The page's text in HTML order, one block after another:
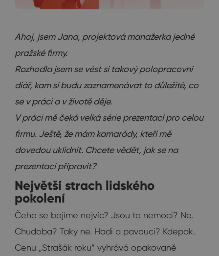
Ahoj, jsem Jana, projektová manažerka jedné
pražské firmy.
Rozhodla jsem se vést si takový polopracovní
diář, kam si budu zaznamenávat to důležité, co
se v práci a v životě děje.
V práci mě čeká velká série prezentací pro celou
firmu. Ještě, že mám kamarády, kteří mě
dovedou uklidnit. Chcete vědět, jak se na
prezentaci připravit?
Největší strach lidského
pokolení
Čeho se bojíme nejvíc? Jsou to nemoci? Ne.
Chudoba? Taky ne. Hadi a pavouci? Kdepak.
Cenu „Strašák roku“ vyhrává opakovaně